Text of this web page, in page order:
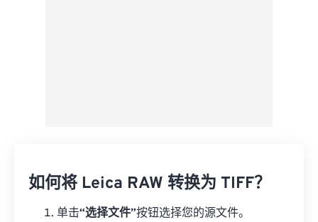
如何将 Leica RAW 转换为 TIFF？
单击“选择文件”按钮选择您的源文件。